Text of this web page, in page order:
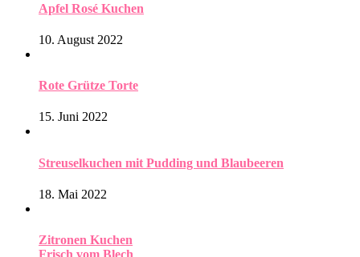
Apfel Rosé Kuchen
10. August 2022
Rote Grütze Torte
15. Juni 2022
Streuselkuchen mit Pudding und Blaubeeren
18. Mai 2022
Zitronen Kuchen